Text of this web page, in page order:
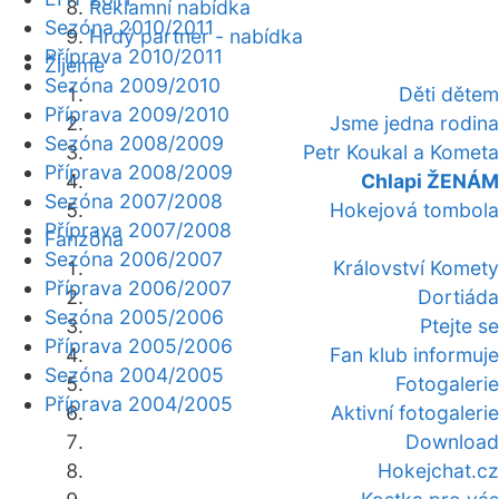
Reklamní nabídka
Hrdý partner - nabídka
Žijeme
Děti dětem
Jsme jedna rodina
Petr Koukal a Kometa
Chlapi ŽENÁM
Hokejová tombola
Fanzóna
Království Komety
Dortiáda
Ptejte se
Fan klub informuje
Fotogalerie
Aktivní fotogalerie
Download
Hokejchat.cz
Sezóna 2010/2011
Příprava 2010/2011
Sezóna 2009/2010
Příprava 2009/2010
Sezóna 2008/2009
Příprava 2008/2009
Sezóna 2007/2008
Příprava 2007/2008
Sezóna 2006/2007
Příprava 2006/2007
Sezóna 2005/2006
Příprava 2005/2006
Sezóna 2004/2005
Příprava 2004/2005